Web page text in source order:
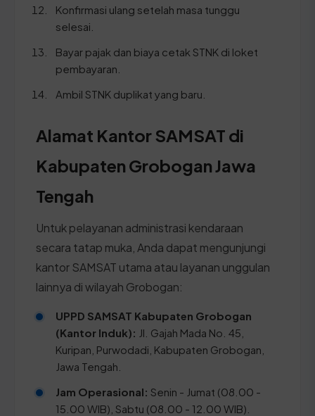
Konfirmasi ulang setelah masa tunggu
selesai.
Bayar pajak dan biaya cetak STNK di loket
pembayaran.
Ambil STNK duplikat yang baru.
Alamat Kantor SAMSAT di
Kabupaten Grobogan Jawa
Tengah
Untuk pelayanan administrasi kendaraan
secara tatap muka, Anda dapat mengunjungi
kantor SAMSAT utama atau layanan unggulan
lainnya di wilayah Grobogan:
UPPD SAMSAT Kabupaten Grobogan
(Kantor Induk): Jl. Gajah Mada No. 45,
Kuripan, Purwodadi, Kabupaten Grobogan,
Jawa Tengah.
Jam Operasional: Senin - Jumat (08.00 -
15.00 WIB), Sabtu (08.00 - 12.00 WIB).